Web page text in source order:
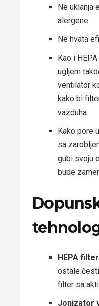
Ne uklanja
alergene.
Ne hvata
Kao i
ugljem
ventilator
kako bi
vazduha.
Kako pore
sa
gubi svoju
bude
HEPA filter
ostale
filter sa
Jonizator